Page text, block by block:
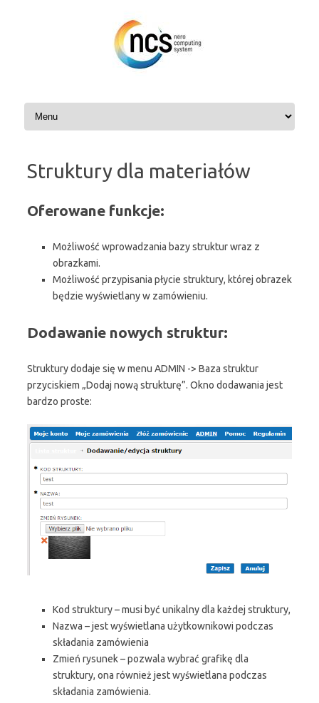
Struktury dla materiałów
Oferowane funkcje:
Możliwość wprowadzania bazy struktur wraz z
obrazkami.
Możliwość przypisania płycie struktury, której obrazek
będzie wyświetlany w zamówieniu.
Dodawanie nowych struktur:
Struktury dodaje się w menu ADMIN -> Baza struktur
przyciskiem „Dodaj nową strukturę”. Okno dodawania jest
bardzo proste:
Kod struktury – musi być unikalny dla każdej struktury,
Nazwa – jest wyświetlana użytkownikowi podczas
składania zamówienia
Zmień rysunek – pozwala wybrać grafikę dla
struktury, ona również jest wyświetlana podczas
składania zamówienia.